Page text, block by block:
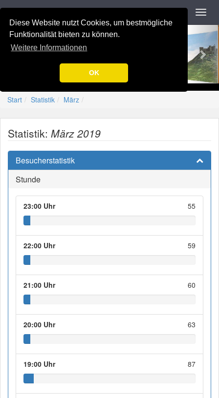
Diese Website nutzt Cookies, um bestmögliche
Funktionalität bieten zu können.
Weitere Informationen
OK
Navigation
Previous-=[Nation-7.de]=-
Start Statistik März
Statistik: März 2019
Besucherstatistik
Stunde
23:00 Uhr 55
22:00 Uhr 59
21:00 Uhr 60
20:00 Uhr 63
19:00 Uhr 87